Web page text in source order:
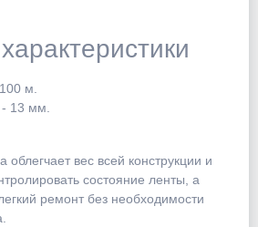
м.
13 мм.
облегчает вес всей конструкции и
состояние ленты, а
ремонт без необходимости